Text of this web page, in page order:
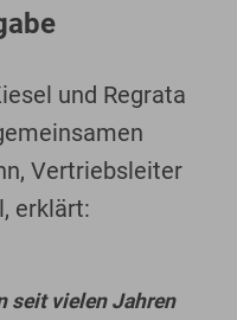
und Regrata
Vertriebsleiter
erklärt:
seit vielen Jahren